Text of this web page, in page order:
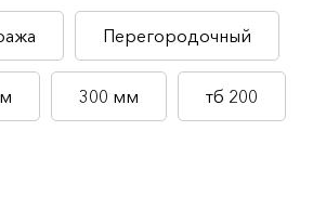
Перегородочный
300 мм тб 200